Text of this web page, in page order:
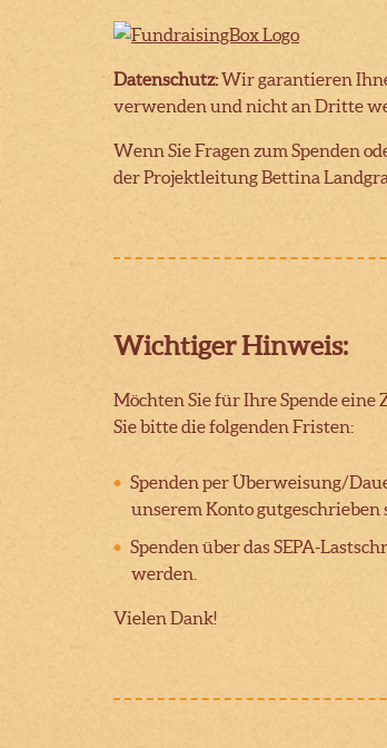
Datenschutz:Wir garantieren
verwenden und nicht an Dritte
Wenn Sie Fragen zum Spenden
der Projektleitung Bettina
Wichtiger Hinweis:
Möchten Sie für Ihre Spende
Sie bitte die folgenden Fristen:
Spenden per Überweisung/
unserem Konto gutgeschrieben
Spenden über das SEPA-
werden.
Vielen Dank!